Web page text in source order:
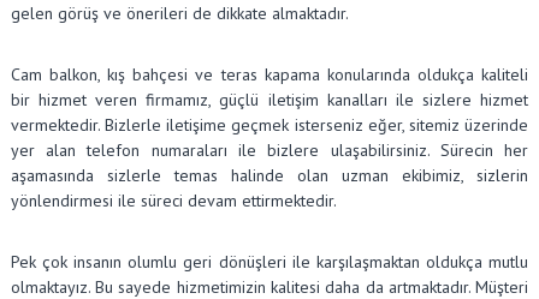
gelen görüş ve önerileri de dikkate almaktadır.
Cam balkon, kış bahçesi ve teras kapama konularında oldukça kaliteli
bir hizmet veren firmamız, güçlü iletişim kanalları ile sizlere hizmet
vermektedir. Bizlerle iletişime geçmek isterseniz eğer, sitemiz üzerinde
yer alan telefon numaraları ile bizlere ulaşabilirsiniz. Sürecin her
aşamasında sizlerle temas halinde olan uzman ekibimiz, sizlerin
yönlendirmesi ile süreci devam ettirmektedir.
Pek çok insanın olumlu geri dönüşleri ile karşılaşmaktan oldukça mutlu
olmaktayız. Bu sayede hizmetimizin kalitesi daha da artmaktadır. Müşteri